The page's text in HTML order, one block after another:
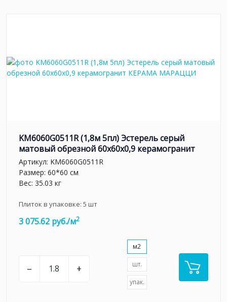
KM6060G0511R (1,8м 5пл) Эстерель серый
матовый обрезной 60x60x0,9 керамогранит
Артикул: KM6060G0511R
Размер: 60*60 см
Вес: 35.03 кг
Плиток в упаковке: 5 шт
3 075.62 руб./м2
– +
м2
шт.
упак.